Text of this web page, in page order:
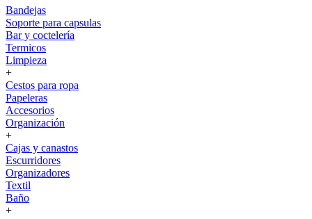
Bandejas
Soporte para capsulas
Bar y coctelería
Termicos
Limpieza
+
Cestos para ropa
Papeleras
Accesorios
Organización
+
Cajas y canastos
Escurridores
Organizadores
Textil
Baño
+